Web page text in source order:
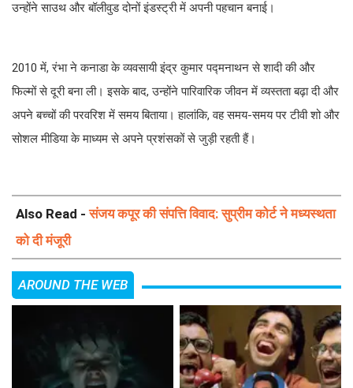
उन्होंने साउथ और बॉलीवुड दोनों इंडस्ट्री में अपनी पहचान बनाई।
2010 में, रंभा ने कनाडा के व्यवसायी इंद्र कुमार पद्मनाथन से शादी की और
फिल्मों से दूरी बना ली। इसके बाद, उन्होंने पारिवारिक जीवन में व्यस्तता बढ़ा दी और
अपने बच्चों की परवरिश में समय बिताया। हालांकि, वह समय-समय पर टीवी शो और
सोशल मीडिया के माध्यम से अपने प्रशंसकों से जुड़ी रहती हैं।
Also Read -संजय कपूर की संपत्ति विवाद: सुप्रीम कोर्ट ने मध्यस्थता
को दी मंजूरी
AROUND THE WEB